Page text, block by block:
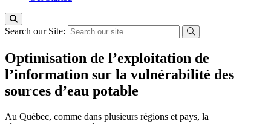
Search our Site:
Optimisation de l’exploitation de
l’information sur la vulnérabilité des
sources d’eau potable
Au Québec, comme dans plusieurs régions et pays, la